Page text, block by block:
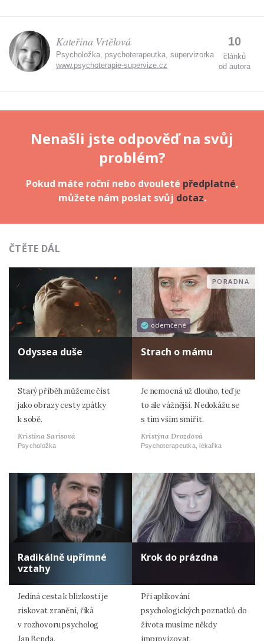
Kateřina Vrtělová
Psycholožka, psychoterapeutka, supervizorka
www.psychoterapie-supervize.cz
10
článků
od autora
Nenašli jste odpověď na svůj
problém?
Pokud máte roční nebo dvouleté předplatné,
můžete nám poslat svůj dotaz.
ČTĚTE DÁL
Odyssea duše
Starý příběh můžeme číst
jako obrazy cesty zpátky
k sobě.
Kristina Sarisová
Psycholožka
odemčené
PORADNA
Strach o mámu
Je nemocná už dlouho, teď je
to ale vážnější. Nedokážu se
s tím vším smířit.
Kristýna Drozdová
Psychoterapeutka, lékařka
Radikálně upřímné
vztahy
Jediná cesta k blízkosti je
riskovat zranění, říká
v rozhovoru psycholog
Krok do prázdna
Při aplikování
psychologických poznatků do
života musíme někdy